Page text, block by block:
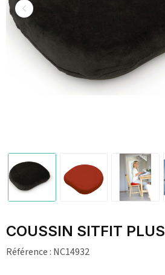
COUSSIN SITFIT PLUS
Référence : NC14932